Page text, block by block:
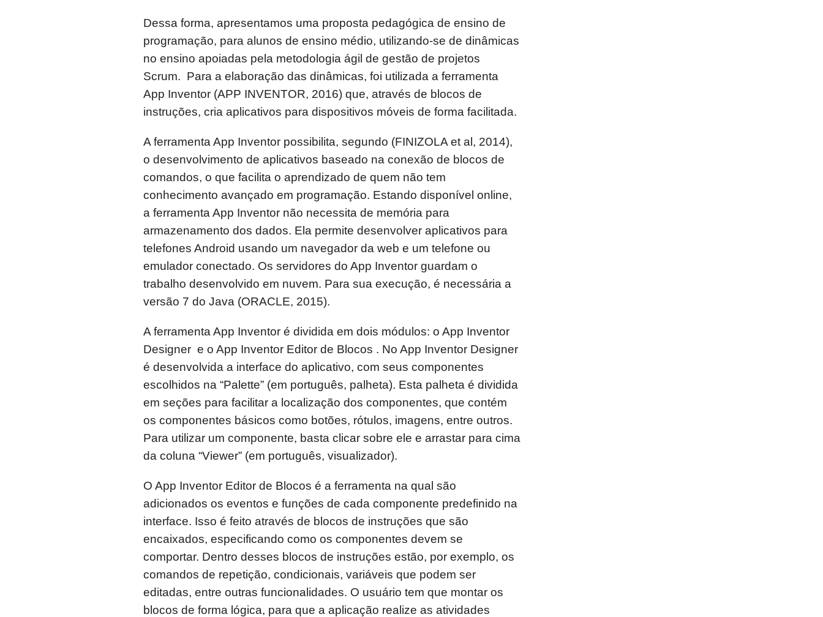
Dessa forma, apresentamos uma proposta pedagógica de ensino de
programação, para alunos de ensino médio, utilizando-se de dinâmicas
no ensino apoiadas pela metodologia ágil de gestão de projetos
Scrum. Para a elaboração das dinâmicas, foi utilizada a ferramenta
App Inventor (APP INVENTOR, 2016) que, através de blocos de
instruções, cria aplicativos para dispositivos móveis de forma facilitada.
A ferramenta App Inventor possibilita, segundo (FINIZOLA et al, 2014),
o desenvolvimento de aplicativos baseado na conexão de blocos de
comandos, o que facilita o aprendizado de quem não tem
conhecimento avançado em programação. Estando disponível online,
a ferramenta App Inventor não necessita de memória para
armazenamento dos dados. Ela permite desenvolver aplicativos para
telefones Android usando um navegador da web e um telefone ou
emulador conectado. Os servidores do App Inventor guardam o
trabalho desenvolvido em nuvem. Para sua execução, é necessária a
versão 7 do Java (ORACLE, 2015).
A ferramenta App Inventor é dividida em dois módulos: o App Inventor
Designer e o App Inventor Editor de Blocos . No App Inventor Designer
é desenvolvida a interface do aplicativo, com seus componentes
escolhidos na “Palette” (em português, palheta). Esta palheta é dividida
em seções para facilitar a localização dos componentes, que contém
os componentes básicos como botões, rótulos, imagens, entre outros.
Para utilizar um componente, basta clicar sobre ele e arrastar para cima
da coluna “Viewer” (em português, visualizador).
O App Inventor Editor de Blocos é a ferramenta na qual são
adicionados os eventos e funções de cada componente predefinido na
interface. Isso é feito através de blocos de instruções que são
encaixados, especificando como os componentes devem se
comportar. Dentro desses blocos de instruções estão, por exemplo, os
comandos de repetição, condicionais, variáveis que podem ser
editadas, entre outras funcionalidades. O usuário tem que montar os
blocos de forma lógica, para que a aplicação realize as atividades